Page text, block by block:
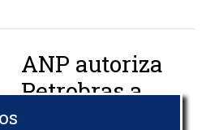
ANP autoriza
Petrobras a